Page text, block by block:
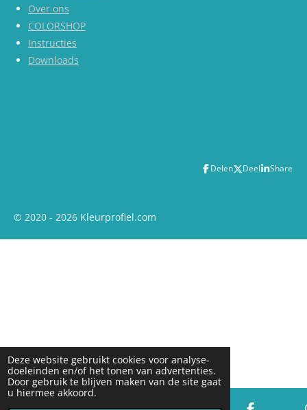
Deze website gebruikt cookies voor analyse-
doeleinden en/of het tonen van advertenties.
Door gebruik te blijven maken van de site gaat
u hiermee akkoord.
Over ons
COLORSHOP
Instructies
Downloads
Delen Deel Share
© 2020 - 2026 Kleurprofiel.com